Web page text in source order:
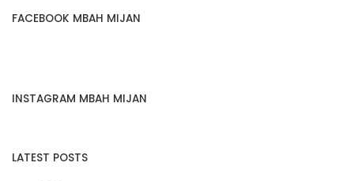
FACEBOOK MBAH MIJAN
INSTAGRAM MBAH MIJAN
LATEST POSTS